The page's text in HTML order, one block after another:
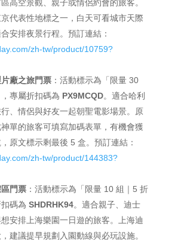
高空景觀、親子或情侶約會的旅客。
代表性地標之一，白天可看城市天際
安排夜景行程。預訂連結：
zh-tw/product/10759?
廠之旅門票：活動標示為「限量 30
專屬折扣碼為 PX9MCQD。適合哈利
、情侶與好友一起朝聖電影場景。原
單的旅客可填寫加碼表單，有機會獲
原文標示剩最後 5 盒。預訂連結：
zh-tw/product/144383?
區門票：活動標示為「限量 10 組｜5 折
碼為 SHDRHK94。適合親子、迪士
安排上海樂園一日遊的旅客。上海迪
建議提早規劃入園動線與必玩設施。